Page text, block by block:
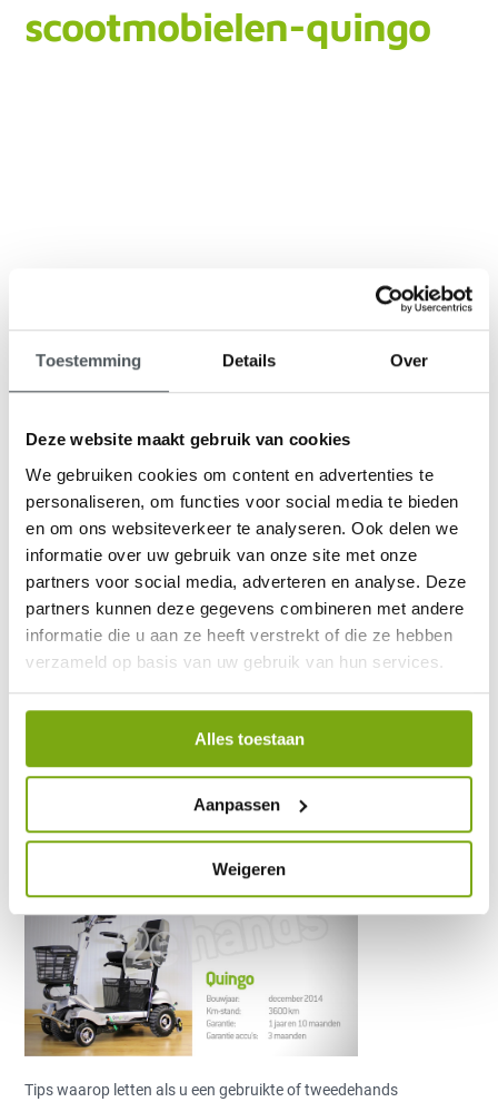
Toestemming Details Over
Deze website maakt gebruik van cookies
We gebruiken cookies om content en advertenties te
personaliseren, om functies voor social media te bieden
en om ons websiteverkeer te analyseren. Ook delen we
informatie over uw gebruik van onze site met onze
partners voor social media, adverteren en analyse. Deze
partners kunnen deze gegevens combineren met andere
informatie die u aan ze heeft verstrekt of die ze hebben
verzameld op basis van uw gebruik van hun services.
Alles toestaan
Aanpassen
Weigeren
scootmobielen-quingo
9,1
klantenbeoordeling
15-Tweedehands-
scootmobielen-Quingo
Tips waarop letten als u een gebruikte of tweedehands